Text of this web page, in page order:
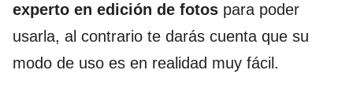
experto en edición de fotos para poder
usarla, al contrario te darás cuenta que su
modo de uso es en realidad muy fácil.